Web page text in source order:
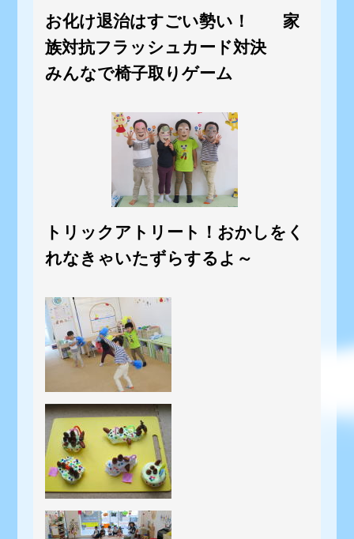
お化け退治はすごい勢い！ 家
族対抗フラッシュカード対決
みんなで椅子取りゲーム
トリックアトリート！おかしをく
れなきゃいたずらするよ～